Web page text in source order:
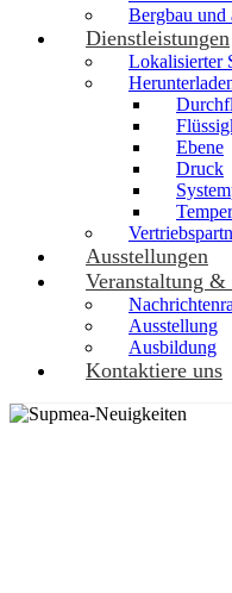
Bergbau und
Dienstleistungen
Lokalisierter
Ebene
Druck
Ausstellungen
Veranstaltung
Ausstellung
Ausbildung
Kontaktiere uns